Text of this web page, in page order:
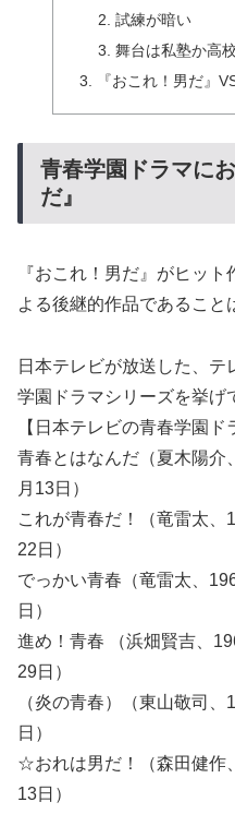
試練が暗い
舞台は私塾か高
『おこれ！男だ』
青春学園ドラマに
だ』
『おこれ！男だ』がヒッ
よる後継的作品であること
日本テレビが放送した、
学園ドラマシリーズを挙げ
【日本テレビの青春学園ド
青春とはなんだ（夏木陽介
月13日）
これが青春だ！（竜雷太、
22日）
でっかい青春（竜雷太、
日）
進め！青春 （浜畑賢吉、
29日）
（炎の青春）（東山敬司
日）
☆おれは男だ！（森田健作
13日）